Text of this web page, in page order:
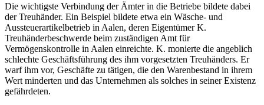
Die wichtigste Verbindung der Ämter in die Betriebe bildete dabei
der Treuhänder. Ein Beispiel bildete etwa ein Wäsche- und
Aussteuerartikelbetrieb in Aalen, deren Eigentümer K.
Treuhänderbeschwerde beim zuständigen Amt für
Vermögenskontrolle in Aalen einreichte. K. monierte die angeblich
schlechte Geschäftsführung des ihm vorgesetzten Treuhänders. Er
warf ihm vor, Geschäfte zu tätigen, die den Warenbestand in ihrem
Wert minderten und das Unternehmen als solches in seiner Existenz
gefährdeten.